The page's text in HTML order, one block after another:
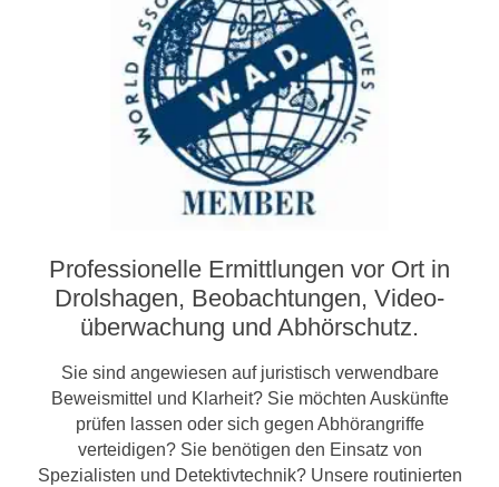
Professionelle Ermittlungen vor Ort in
Drolshagen, Beobachtungen, Video­­
überwachung und Abhörschutz.
Sie sind angewiesen auf juristisch verwendbare
Beweismittel und Klarheit? Sie möchten Auskünfte
prüfen lassen oder sich gegen Abhörangriffe
verteidigen? Sie benötigen den Einsatz von
Spezialisten und Detektivtechnik? Unsere routinierten